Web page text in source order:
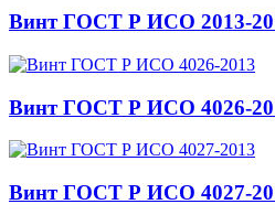
Винт ГОСТ Р ИСО 2013-
Винт ГОСТ Р ИСО 4026-
Винт ГОСТ Р ИСО 4027-